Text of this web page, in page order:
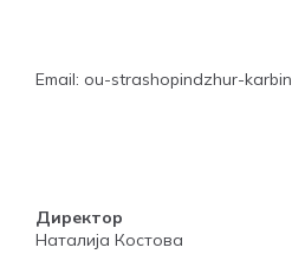
Email: ou-strashopindzhur-
Директор
Наталија Костова